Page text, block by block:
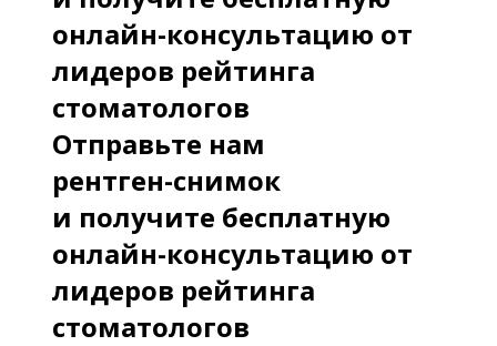
онлайн-консультацию от
лидеров рейтинга
стоматологов
Отправьте нам
рентген-снимок
и получите бесплатную
онлайн-консультацию от
лидеров рейтинга
стоматологов